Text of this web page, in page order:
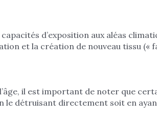
d’exposition aux aléas
et la création de nouveau tissu («
il est important de noter que
le détruisant directement soit en